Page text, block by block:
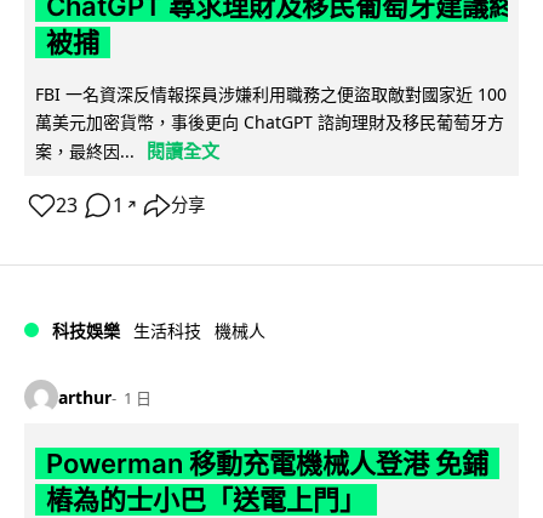
被捕
FBI 一名資深反情報探員涉嫌利用職務之便盜取敵對國家近 100
萬美元加密貨幣，事後更向 ChatGPT 諮詢理財及移民葡萄牙方
案，最終因...
閱讀全文
23 1 ↗ 分享
科技娛樂 生活科技 機械人
arthur 1 日
Powerman 移動充電機械人登港 免鋪
樁為的士小巴「送電上門」